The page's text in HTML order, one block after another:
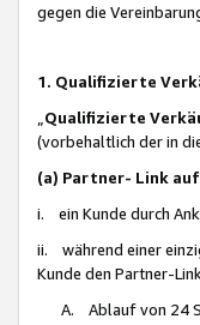
gegen die
1. Qualifizierte
Qualifizierte
(vorbehaltlich der in
(a) Partner- Link
i. ein Kunde durch
ii. während einer
Kunde den Partner-
A. Ablauf von 24